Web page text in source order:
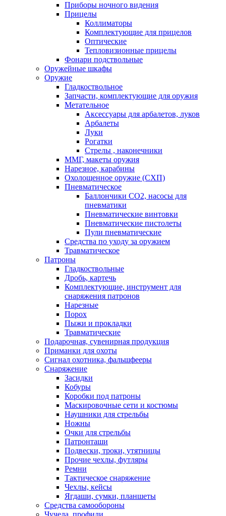
Приборы ночного видения
Прицелы
Коллиматоры
Комплектующие для прицелов
Оптические
Тепловизионные прицелы
Фонари подствольные
Оружейные шкафы
Оружие
Гладкоствольное
Запчасти, комплектующие для оружия
Метательное
Аксессуары для арбалетов, луков
Арбалеты
Луки
Рогатки
Стрелы , наконечники
ММГ, макеты оружия
Нарезное, карабины
Охолощенное оружие (СХП)
Пневматическое
Баллончики СО2, насосы для
пневматики
Пневматические винтовки
Пневматические пистолеты
Пули пневматические
Средства по уходу за оружием
Травматическое
Патроны
Гладкоствольные
Дробь, картечь
Комплектующие, инструмент для
снаряжения патронов
Нарезные
Порох
Пыжи и прокладки
Травматические
Подарочная, сувенирная продукция
Приманки для охоты
Сигнал охотника, фальшфееры
Снаряжение
Засидки
Кобуры
Коробки под патроны
Маскировочные сети и костюмы
Наушники для стрельбы
Ножны
Очки для стрельбы
Патронташи
Подвески, троки, утятницы
Прочие чехлы, футляры
Ремни
Тактическое снаряжение
Чехлы, кейсы
Ягдаши, сумки, планшеты
Средства самообороны
Чучела, профили